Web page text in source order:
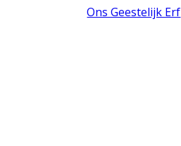
Ons Geestelijk Erf